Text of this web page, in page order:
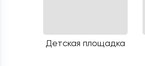
Детская площадка